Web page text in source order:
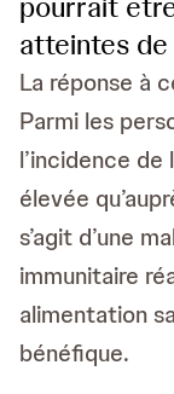
atteintes de
La réponse à
Parmi les
l’incidence
élevée
s’agit d’une
immunitaire
alimentation
bénéfique.